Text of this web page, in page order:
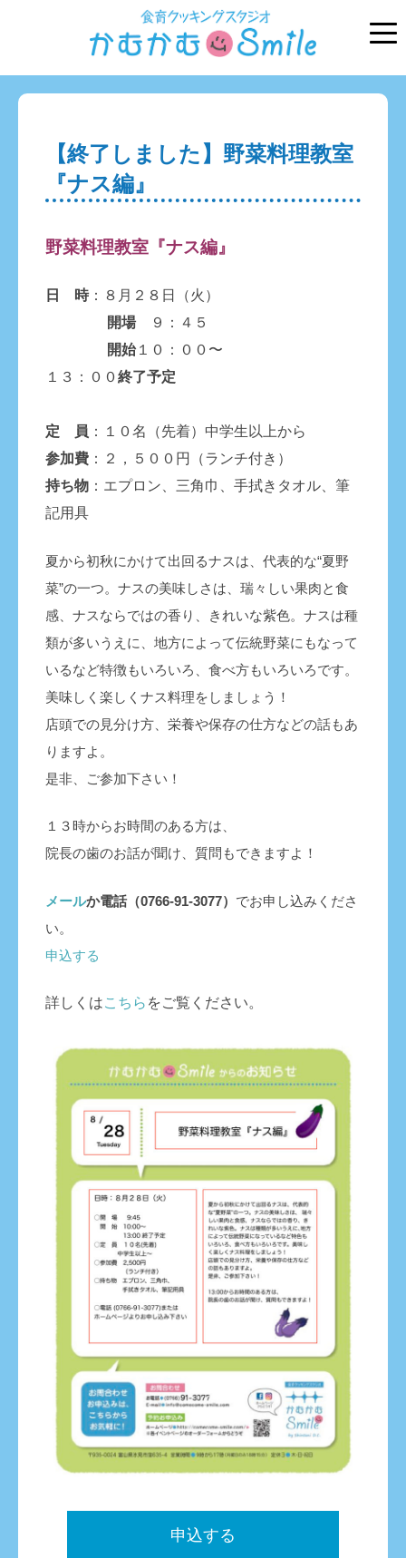
【終了しました】野菜料理教室
『ナス編』
野菜料理教室『ナス編』
日 時：８月２８日（火）
開場
９：４５
開始１０：００〜
１３：００終了予定
定 員 ：１０名（先着）中学生以上から
参加費 ：２，５００円（ランチ付き）
持ち物 ：エプロン、三角巾、手拭きタオル、筆
記用具
夏から初秋にかけて出回るナスは、代表的な“夏野
菜”の一つ。ナスの美味しさは、瑞々しい果肉と食
感、ナスならではの香り、きれいな紫色。ナスは種
類が多いうえに、地方によって伝統野菜にもなって
いるなど特徴もいろいろ、食べ方もいろいろです。
美味しく楽しくナス料理をしましょう！
店頭での見分け方、栄養や保存の仕方などの話もあ
りますよ。
是非、ご参加下さい！
１３時からお時間のある方は、
院長の歯のお話が聞け、質問もできますよ！
メールか電話（0766-91-3077） でお申し込みくださ
い。
申込する
詳しくはこちら をご覧ください。
申込する